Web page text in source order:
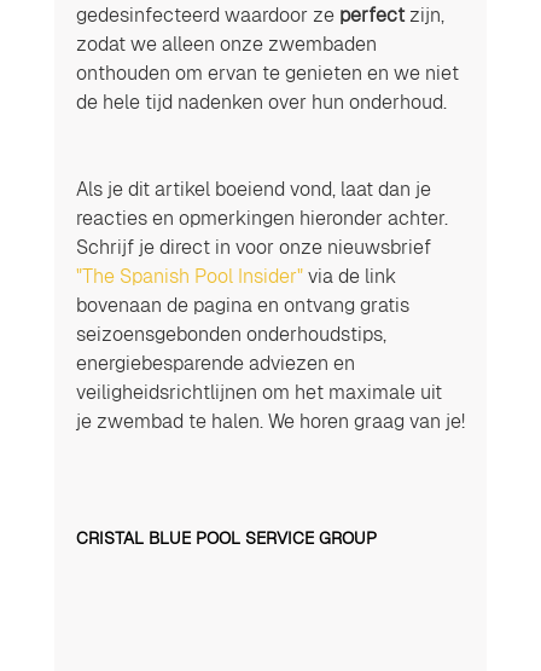
gedesinfecteerd waardoor ze perfect zijn,
zodat we alleen onze zwembaden
onthouden om ervan te genieten en we niet
de hele tijd nadenken over hun onderhoud.
Als je dit artikel boeiend vond, laat dan je
reacties en opmerkingen hieronder achter.
Schrijf je direct in voor onze nieuwsbrief
"The Spanish Pool Insider" via de link
bovenaan de pagina en ontvang gratis
seizoensgebonden onderhoudstips,
energiebesparende adviezen en
veiligheidsrichtlijnen om het maximale uit
je zwembad te halen. We horen graag van je!
CRISTAL BLUE POOL SERVICE GROUP